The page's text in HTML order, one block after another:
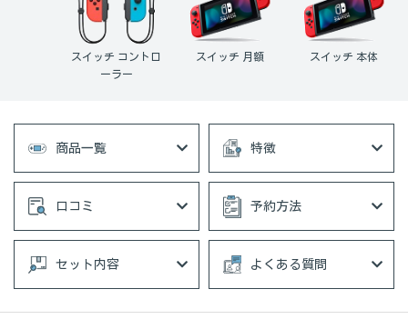
スイッチ コントロ
ーラー
スイッチ 月額 スイッチ 本体
商品一覧 特徴
口コミ 予約方法
セット内容 よくある質問